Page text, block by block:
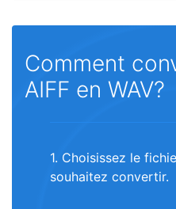
Comment
AIFF en WAV?
1. Choisissez le
souhaitez convertir.